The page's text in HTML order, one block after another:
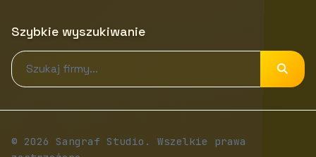
Szybkie wyszukiwanie
© 2026 Sangraf Studio. Wszelkie prawa